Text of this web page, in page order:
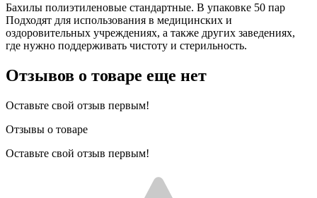
Бахилы полиэтиленовые стандартные. В упаковке 50 пар
Подходят для использования в медицинских и
оздоровительных учреждениях, а также других заведениях,
где нужно поддерживать чистоту и стерильность.
Отзывов о товаре еще нет
Оставьте свой отзыв первым!
Отзывы о товаре
Оставьте свой отзыв первым!